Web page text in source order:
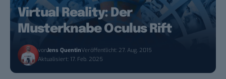
Virtual Reality: Der
Musterknabe Oculus Rift
vonJens QuentinVeröffentlicht: 27. Aug. 2015
Aktualisiert: 17. Feb. 2025